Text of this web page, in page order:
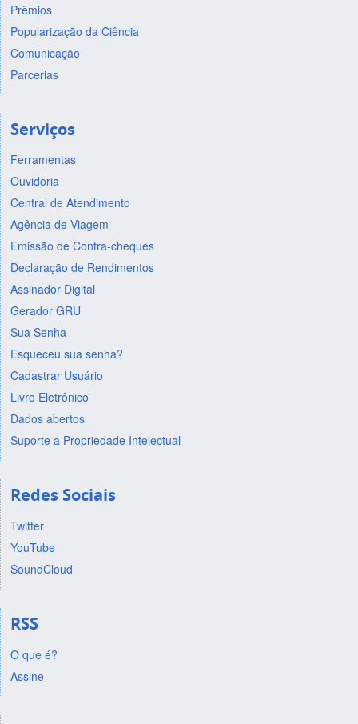
Prêmios
Popularização da Ciência
Comunicação
Parcerias
Serviços
Ferramentas
Ouvidoria
Central de Atendimento
Agência de Viagem
Emissão de Contra-cheques
Declaração de Rendimentos
Assinador Digital
Gerador GRU
Sua Senha
Esqueceu sua senha?
Cadastrar Usuário
Livro Eletrônico
Dados abertos
Suporte a Propriedade Intelectual
Redes Sociais
Twitter
YouTube
SoundCloud
RSS
O que é?
Assine